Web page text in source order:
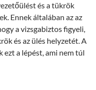
és a tükrök
Ennek általában az az
a vizsgabiztos figyeli,
és az ülés helyzetét. A
a lépést, ami nem túl
a tükröket és a